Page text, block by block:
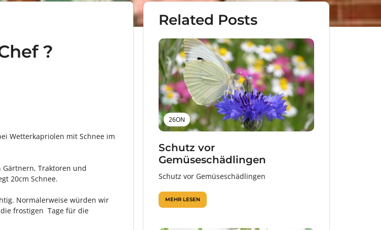
?
Wetterkapriolen mit Schnee im
Traktoren und
20cm Schnee.
Normalerweise würden wir
frostigen Tage für die
Related Posts
26ON
Schutz vor
Gemüseschädlingen
Schutz vor Gemüseschädlingen
MEHR LESEN